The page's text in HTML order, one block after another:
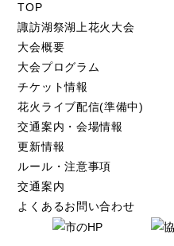
TOP
諏訪湖祭湖上花火大会
大会概要
大会プログラム
チケット情報
花火ライブ配信(準備中)
交通案内・会場情報
更新情報
ルール・注意事項
交通案内
よくあるお問い合わせ